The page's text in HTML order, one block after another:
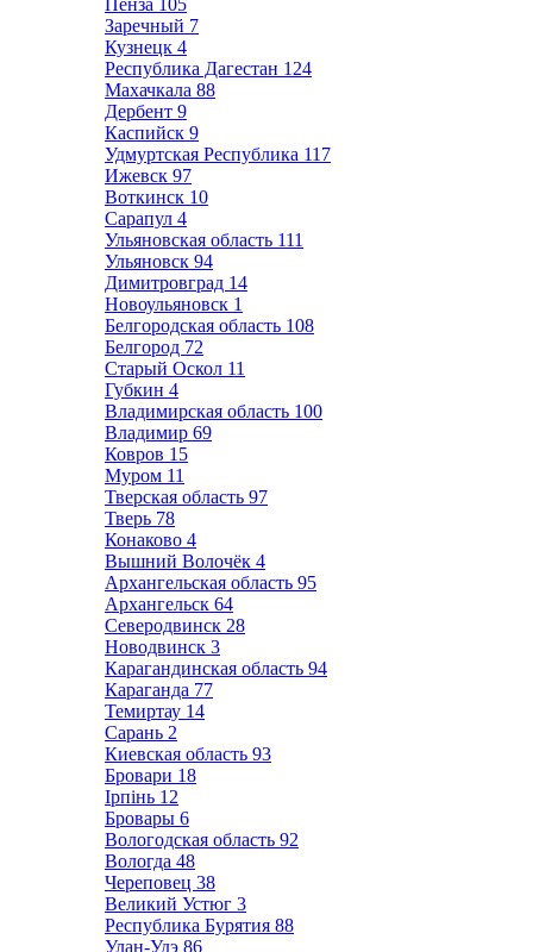
Пенза 105
Заречный 7
Кузнецк 4
Республика Дагестан 124
Махачкала 88
Дербент 9
Каспийск 9
Удмуртская Республика 117
Ижевск 97
Воткинск 10
Сарапул 4
Ульяновская область 111
Ульяновск 94
Димитровград 14
Новоульяновск 1
Белгородская область 108
Белгород 72
Старый Оскол 11
Губкин 4
Владимирская область 100
Владимир 69
Ковров 15
Муром 11
Тверская область 97
Тверь 78
Конаково 4
Вышний Волочёк 4
Архангельская область 95
Архангельск 64
Северодвинск 28
Новодвинск 3
Карагандинская область 94
Караганда 77
Темиртау 14
Сарань 2
Киевская область 93
Бровари 18
Ірпінь 12
Бровары 6
Вологодская область 92
Вологда 48
Череповец 38
Великий Устюг 3
Республика Бурятия 88
Улан-Удэ 86